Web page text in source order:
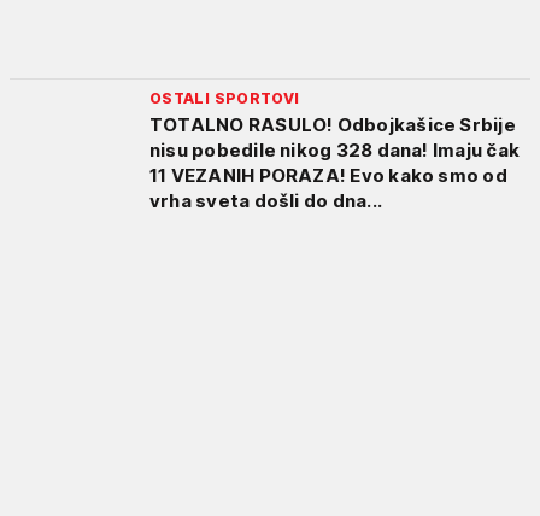
OSTALI SPORTOVI
TOTALNO RASULO! Odbojkašice Srbije
nisu pobedile nikog 328 dana! Imaju čak
11 VEZANIH PORAZA! Evo kako smo od
vrha sveta došli do dna...